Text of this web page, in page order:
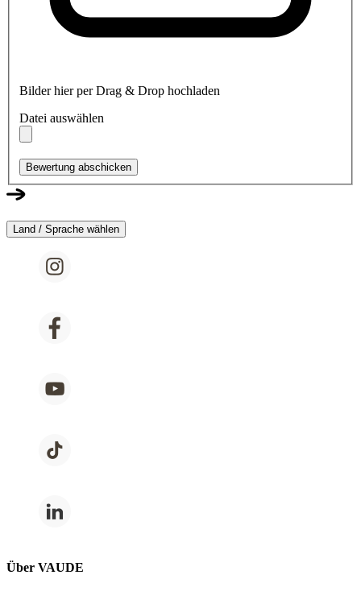
Bilder hier per Drag & Drop hochladen
Datei auswählen
Bewertung abschicken
Land / Sprache wählen
Über VAUDE